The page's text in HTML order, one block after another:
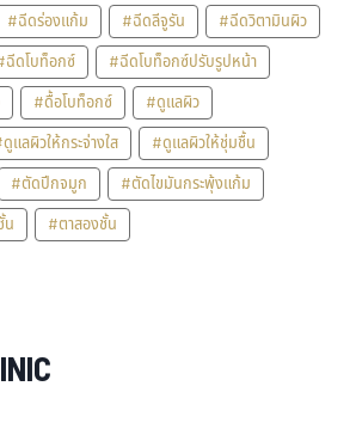
#ฉีดร่องแก้ม #ฉีดลีจูรัน
#ฉีดวิตามินผิว
ฉีดโบท็อกซ์
#ฉีดโบท็อกซ์ปรับรูปหน้า
#ดื้อโบท็อกซ์
#ดูแลผิว
แลผิวให้กระจ่างใส
#ดูแลผิวให้ชุ่มชื้น
#ตัดปีกจมูก
#ตัดไขมันกระพุ้งแก้ม
น #ตาสองชั้น